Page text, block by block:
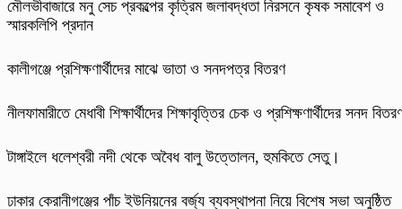
মৌলভীবাজারে মনু সেচ প্রকল্পের কৃত্রিম জলাবদ্ধতা নিরসনে কৃষক সমাবেশ ও
স্মারকলিপি প্রদান
কালীগঞ্জে প্রশিক্ষণার্থীদের মাঝে ভাতা ও সনদপত্র বিতরণ
নীলফামারীতে মেধাবী শিক্ষার্থীদের শিক্ষাবৃত্তির চেক ও প্রশিক্ষণার্থীদের সনদ
টাঙ্গাইলে ধলেশ্বরী নদী থেকে অবৈধ বালু উত্তোলন, হুমকিতে সেতু।
ঢাকার কেরানীগঞ্জের পাঁচ ইউনিয়নের বর্জ্য ব্যবস্থাপনা নিয়ে বিশেষ সভা অনুষ্ঠিত